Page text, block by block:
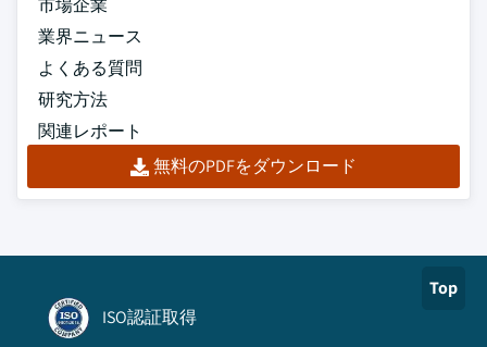
市場企業
業界ニュース
よくある質問
研究方法
関連レポート
無料のPDFをダウンロード
Top
ISO認証取得